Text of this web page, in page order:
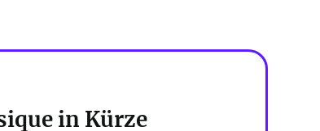
in Kürze